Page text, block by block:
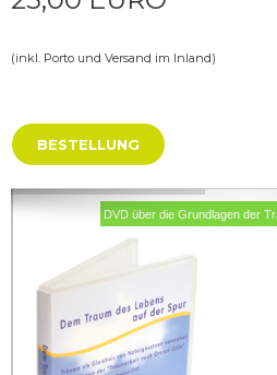
(inkl. Porto und Versand im Inland)
BESTELLUNG
DVD über die Grundlagen der